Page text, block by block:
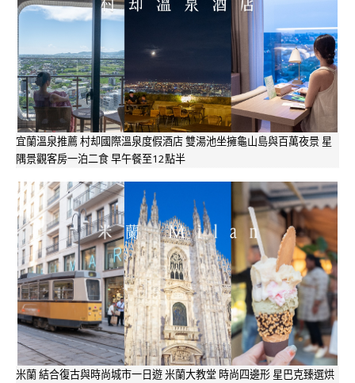
宜蘭溫泉推薦 村却國際溫泉度假酒店 雙湯池坐擁龜山島與百萬夜景 星
隅景觀客房一泊二食 早午餐至12點半
米蘭 結合復古與時尚城市一日遊 米蘭大教堂 時尚四邊形 星巴克臻選烘